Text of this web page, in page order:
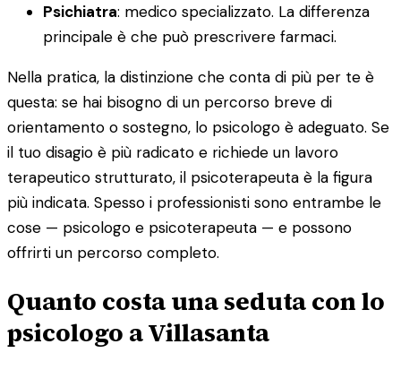
Psichiatra: medico specializzato. La differenza
principale è che può prescrivere farmaci.
Nella pratica, la distinzione che conta di più per te è
questa: se hai bisogno di un percorso breve di
orientamento o sostegno, lo psicologo è adeguato. Se
il tuo disagio è più radicato e richiede un lavoro
terapeutico strutturato, il psicoterapeuta è la figura
più indicata. Spesso i professionisti sono entrambe le
cose — psicologo e psicoterapeuta — e possono
offrirti un percorso completo.
Quanto costa una seduta con lo
psicologo a Villasanta